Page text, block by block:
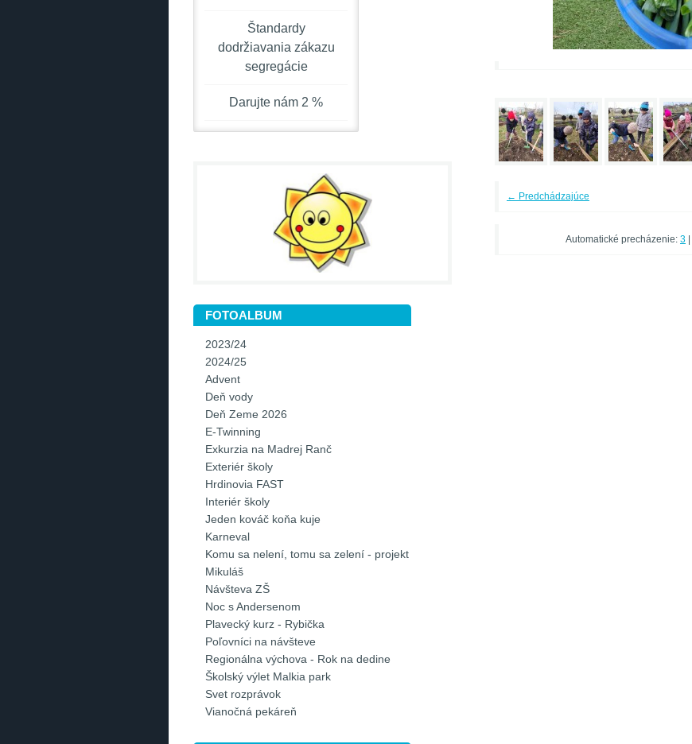
← Predchádzajúce
Automatické precházenie: 3
Štandardy
dodržiavania zákazu
segregácie
Darujte nám 2 %
FOTOALBUM
2023/24
2024/25
Advent
Deň vody
Deň Zeme 2026
E-Twinning
Exkurzia na Madrej Ranč
Exteriér školy
Hrdinovia FAST
Interiér školy
Jeden kováč koňa kuje
Karneval
Komu sa nelení, tomu sa zelení - projekt
Mikuláš
Návšteva ZŠ
Noc s Andersenom
Plavecký kurz - Rybička
Poľovníci na návšteve
Regionálna výchova - Rok na dedine
Školský výlet Malkia park
Svet rozprávok
Vianočná pekáreň